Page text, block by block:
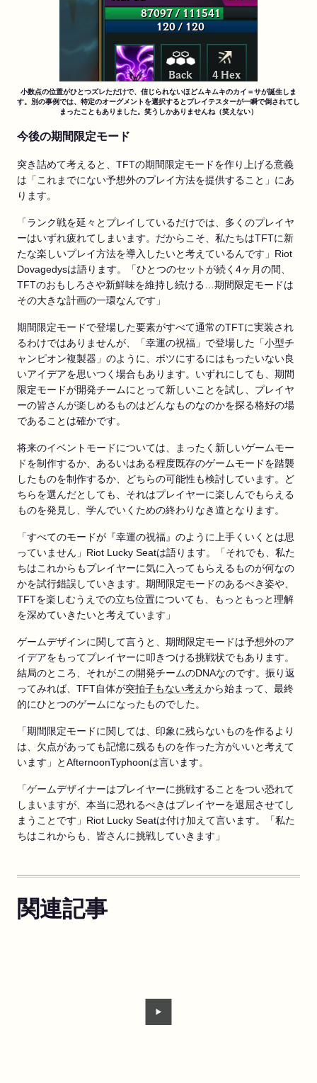
小数点の位置がひとつズレただけで、信じられないほどムキムキのカイ＝サが誕生しま
す。別の事例では、特定のオーグメントを選択するとプレイテスターが一瞬で倒されてし
まったこともありました。笑うしかありませんね（笑えない）
今後の期間限定モード
突き詰めて考えると、TFTの期間限定モードを作り上げる意義
は「これまでにない予想外のプレイ方法を提供すること」にあ
ります。
「ランク戦を延々とプレイしているだけでは、多くのプレイヤ
ーはいずれ疲れてしまいます。だからこそ、私たちはTFTに新
たな楽しいプレイ方法を導入したいと考えているんです」Riot
Dovagedysは語ります。「ひとつのセットが続く4ヶ月の間、
TFTのおもしろさや新鮮味を維持し続ける…期間限定モードは
その大きな計画の一環なんです」
期間限定モードで登場した要素がすべて通常のTFTに実装され
るわけではありませんが、「幸運の祝福」で登場した「小型チ
ャンピオン複製器」のように、ボツにするにはもったいない良
いアイデアを思いつく場合もあります。いずれにしても、期間
限定モードが開発チームにとって新しいことを試し、プレイヤ
ーの皆さんが楽しめるものはどんなものなのかを探る格好の場
であることは確かです。
将来のイベントモードについては、まったく新しいゲームモー
ドを制作するか、あるいはある程度既存のゲームモードを踏襲
したものを制作するか、どちらの可能性も検討しています。ど
ちらを選んだとしても、それはプレイヤーに楽しんでもらえる
ものを発見し、学んでいくための終わりなき道となります。
「すべてのモードが『幸運の祝福』のように上手くいくとは思
っていません」Riot Lucky Seatは語ります。「それでも、私た
ちはこれからもプレイヤーに気に入ってもらえるものが何なの
かを試行錯誤していきます。期間限定モードのあるべき姿や、
TFTを楽しむうえでの立ち位置についても、もっともっと理解
を深めていきたいと考えています」
ゲームデザインに関して言うと、期間限定モードは予想外のア
イデアをもってプレイヤーに叩きつける挑戦状でもあります。
結局のところ、それがこの開発チームのDNAなのです。振り返
ってみれば、TFT自体が突拍子もない考え から始まって、最終
的にひとつのゲームになったものでした。
「期間限定モードに関しては、印象に残らないものを作るより
は、欠点があっても記憶に残るものを作った方がいいと考えて
います」とAfternoonTyphoonは言います。
「ゲームデザイナーはプレイヤーに挑戦することをつい恐れて
しまいますが、本当に恐れるべきはプレイヤーを退屈させてし
まうことです」Riot Lucky Seatは付け加えて言います。「私た
ちはこれからも、皆さんに挑戦していきます」
関連記事